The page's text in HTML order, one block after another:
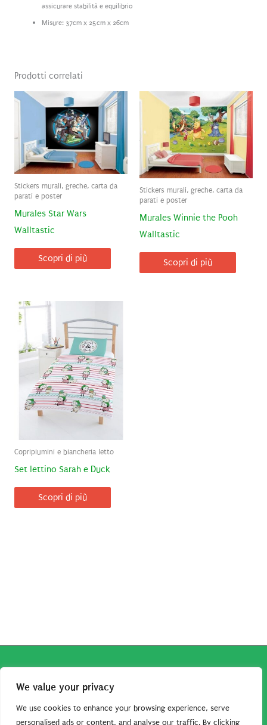
We value your privacy
We use cookies to enhance your browsing experience, serve
personalised ads or content, and analyse our traffic. By clicking
assicurare stabilità e equilibrio
Misure: 37cm x 25cm x 26cm
Prodotti correlati
Stickers murali, greche, carta da
parati e poster
Murales Star Wars
Walltastic
Scopri di più
Stickers murali, greche, carta da
parati e poster
Murales Winnie the Pooh
Walltastic
Scopri di più
Copripiumini e biancheria letto
Set lettino Sarah e Duck
Scopri di più
associato Amazon percepisce dei ricavi da acquisti idonei.
Tutti i guadagni sono direttamente reinvestiti in questo sito
per continuare a condividere tutorial e risorse per gli amanti